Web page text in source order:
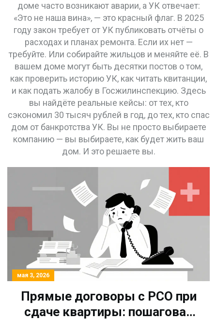
доме часто возникают аварии, а УК отвечает:
«Это не наша вина», — это красный флаг. В 2025
году закон требует от УК публиковать отчёты о
расходах и планах ремонта. Если их нет —
требуйте. Или собирайте жильцов и меняйте её. В
вашем доме могут быть десятки постов о том,
как проверить историю УК, как читать квитанции,
и как подать жалобу в Госжилинспекцию. Здесь
вы найдёте реальные кейсы: от тех, кто
сэкономил 30 тысяч рублей в год, до тех, кто спас
дом от банкротства УК. Вы не просто выбираете
компанию — вы выбираете, как будет жить ваш
дом. И это решаете вы.
мая 3, 2026
Прямые договоры с РСО при
сдаче квартиры: пошаговая